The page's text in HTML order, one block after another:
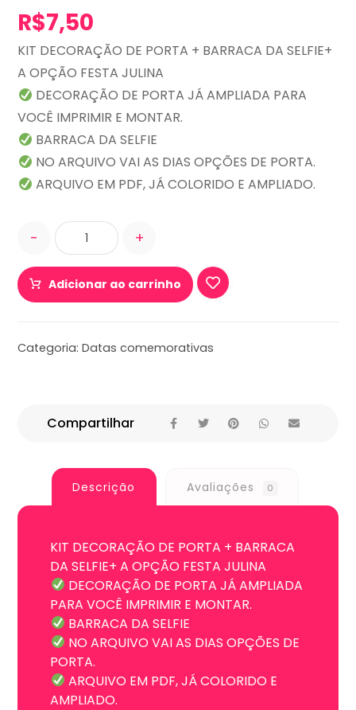
R$7,50
KIT DECORAÇÃO DE PORTA + BARRACA DA SELFIE+
A OPÇÃO FESTA JULINA
DECORAÇÃO DE PORTA JÁ AMPLIADA PARA
VOCÊ IMPRIMIR E MONTAR.
BARRACA DA SELFIE
NO ARQUIVO VAI AS DIAS OPÇÕES DE PORTA.
ARQUIVO EM PDF, JÁ COLORIDO E AMPLIADO.
- +
Adicionar ao carrinho
Categoria:Datas comemorativas
Descrição Avaliações 0
KIT DECORAÇÃO DE PORTA + BARRACA
DA SELFIE+ A OPÇÃO FESTA JULINA
DECORAÇÃO DE PORTA JÁ AMPLIADA
PARA VOCÊ IMPRIMIR E MONTAR.
BARRACA DA SELFIE
NO ARQUIVO VAI AS DIAS OPÇÕES DE
PORTA.
ARQUIVO EM PDF, JÁ COLORIDO E
AMPLIADO.